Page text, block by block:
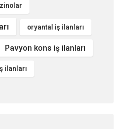
oryantal iş ilanları
Pavyon kons iş ilanları
ilanları